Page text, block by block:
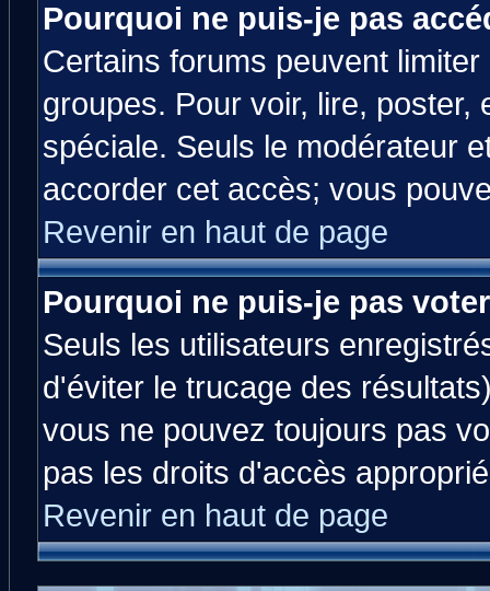
Pourquoi ne puis-je pas
Certains forums peuvent
groupes. Pour voir, lire,
spéciale. Seuls le modérateur
accorder cet accès; vous
Revenir en haut de page
Pourquoi ne puis-je pas
Seuls les utilisateurs
d'éviter le trucage des
vous ne pouvez toujours pas
pas les droits d'accès
Revenir en haut de page